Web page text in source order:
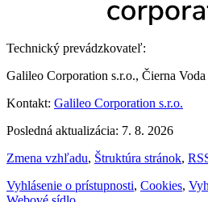
Technický prevádzkovateľ:
Galileo Corporation s.r.o., Čierna
Kontakt: Galileo Corporation s.r.o.
Posledná aktualizácia: 7. 8. 2026
Zmena vzhľadu, Štruktúra stránok,
Vyhlásenie o prístupnosti, Cookies,